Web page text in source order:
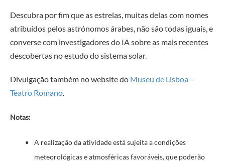
Descubra por fim que as estrelas, muitas delas com nomes
atribuídos pelos astrónomos árabes, não são todas iguais, e
converse com investigadores do IA sobre as mais recentes
descobertas no estudo do sistema solar.
Divulgação também no website do Museu de Lisboa –
Teatro Romano.
Notas:
A realização da atividade está sujeita a condições
meteorológicas e atmosféricas favoráveis, que poderão